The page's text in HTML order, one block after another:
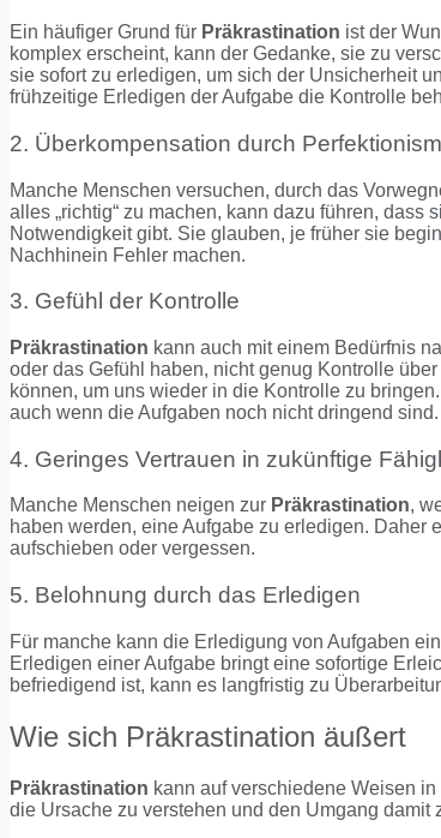
Ein häufiger Grund für Präkrastination ist der
komplex erscheint, kann der Gedanke, sie zu
sie sofort zu erledigen, um sich der Unsicherheit
frühzeitige Erledigen der Aufgabe die Kontrolle
2. Überkompensation durch
Manche Menschen versuchen, durch das
alles „richtig“ zu machen, kann dazu führen,
Notwendigkeit gibt. Sie glauben, je früher sie
Nachhinein Fehler machen.
3. Gefühl der Kontrolle
Präkrastination kann auch mit einem Bedürfnis
oder das Gefühl haben, nicht genug Kontrolle
können, um uns wieder in die Kontrolle zu
auch wenn die Aufgaben noch nicht dringend sind.
4. Geringes Vertrauen in zukünftige
Manche Menschen neigen zur Präkrastination,
haben werden, eine Aufgabe zu erledigen. Daher
aufschieben oder vergessen.
5. Belohnung durch das Erledigen
Für manche kann die Erledigung von Aufgaben
Erledigen einer Aufgabe bringt eine sofortige
befriedigend ist, kann es langfristig zu
Wie sich Präkrastination äußert
Präkrastination kann auf verschiedene Weisen
die Ursache zu verstehen und den Umgang damit